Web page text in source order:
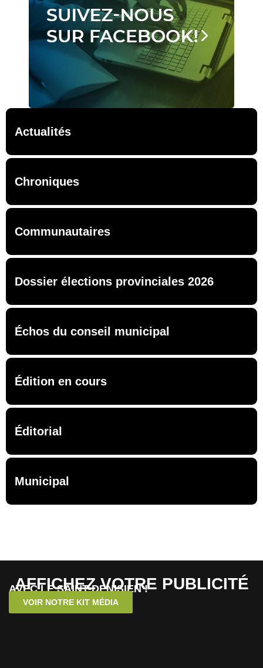
Actualités
Chroniques
Communautaires
Dossier élections provinciales 2026
Échos du conseil municipal
Édition en cours
Éditorial
Municipal
AFFICHEZ VOTRE PUBLICITÉ
AVEC LE SAINT-DENISIEN !
VOIR NOTRE KIT MÉDIA